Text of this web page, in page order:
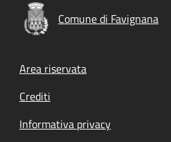
Comune di Favignana
Footer menu
Area riservata
Crediti
Informativa privacy